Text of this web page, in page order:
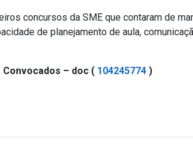
concursos da SME que contaram de
de planejamento de aula,
Convocados – doc ( 104245774 )